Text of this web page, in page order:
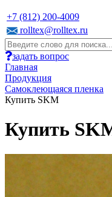
+7 (812) 200-4009
rolltex@rolltex.ru
задать вопрос
Главная
Продукция
Самоклеющаяся пленка
Купить SKM
Купить